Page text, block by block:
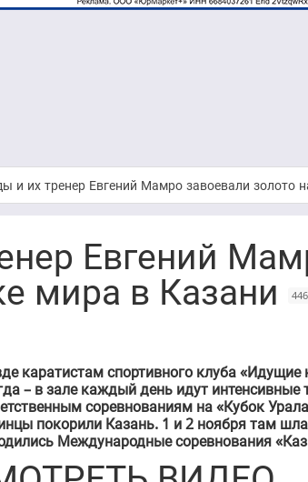
и их тренер Евгений Мамро завоевали золото
Евгений
мира в Казани
каратистам спортивного клуба «Идущие
– в зале каждый день идут интенсивные
соревнованиям на «Кубок
покорили Казань. 1 и 2 ноября там
Международные соревнования